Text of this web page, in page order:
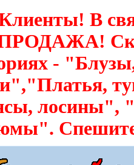
В
-
лосины",